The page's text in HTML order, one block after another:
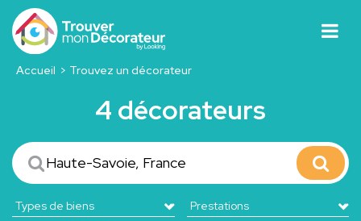
Accueil Trouvez un décorateur
4 décorateurs